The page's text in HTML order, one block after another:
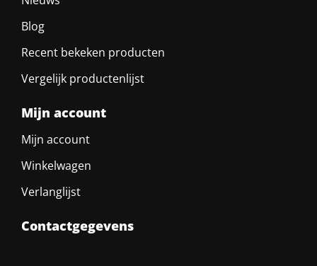
Blog
Recent bekeken producten
Vergelijk productenlijst
Mijn account
Mijn account
Winkelwagen
Verlanglijst
Contactgegevens